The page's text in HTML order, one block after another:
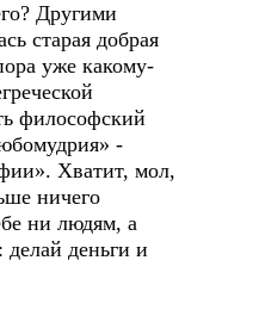
Другими
старая добрая
уже какому-
философский
-
Хватит, мол,
ничего
ни людям, а
деньги и